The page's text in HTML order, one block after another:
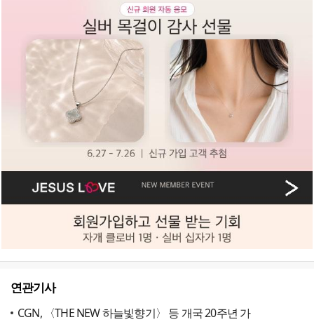
연관기사
CGN, 〈THE NEW 하늘빛향기〉 등 개국 20주년 가